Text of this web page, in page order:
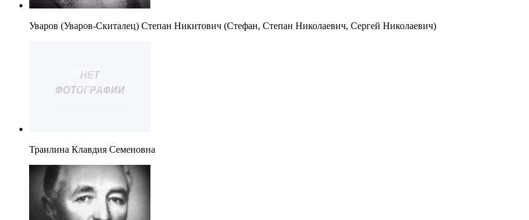
Уваров (Уваров-Скиталец) Степан Никитович (Стефан, Степан Николаевич, Сергей Николаевич)
Траилина Клавдия Семеновна